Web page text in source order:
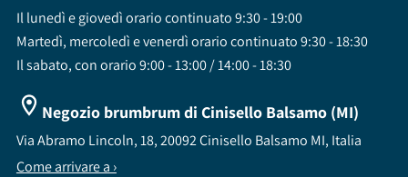
Il lunedì e giovedì orario continuato 9:30 - 19:00
Martedì, mercoledì e venerdì orario continuato 9:30 - 18:30
Il sabato, con orario 9:00 - 13:00 / 14:00 - 18:30
Negozio brumbrum di Cinisello Balsamo (MI)
Via Abramo Lincoln, 18, 20092 Cinisello Balsamo MI, Italia
Come arrivare a ›